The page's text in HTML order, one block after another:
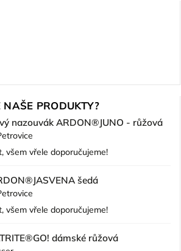
NAŠE PRODUKTY?
nazouvák ARDON®JUNO - růžová
všem vřele doporučujeme!
šedá
všem vřele doporučujeme!
dámské růžová